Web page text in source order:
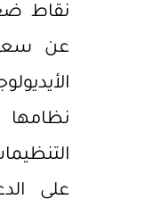
نقاط
عن سعى
على